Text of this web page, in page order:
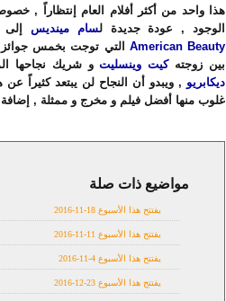
هذا واحد من أكثر أفلام العام إنتظاراً ,
الوجود , عودة جديدة لسام مينديس إلى
American Beauty
بين زوجتهكيت وينسليتو شريك نجاحها
ديكابريو , ويبدو أن النجاح لن يبتعد كثيراً
غلوب منها أفضل فيلم و مخرج و ممثلة , إضافة
مواضيع ذات صلة
يفتتح هذا الأسبوع 18-11-2016
يفتتح هذا الأسبوع 11-11-2016
يفتتح هذا الأسبوع 4-11-2016
يفتتح هذا الأسبوع 23-12-2016